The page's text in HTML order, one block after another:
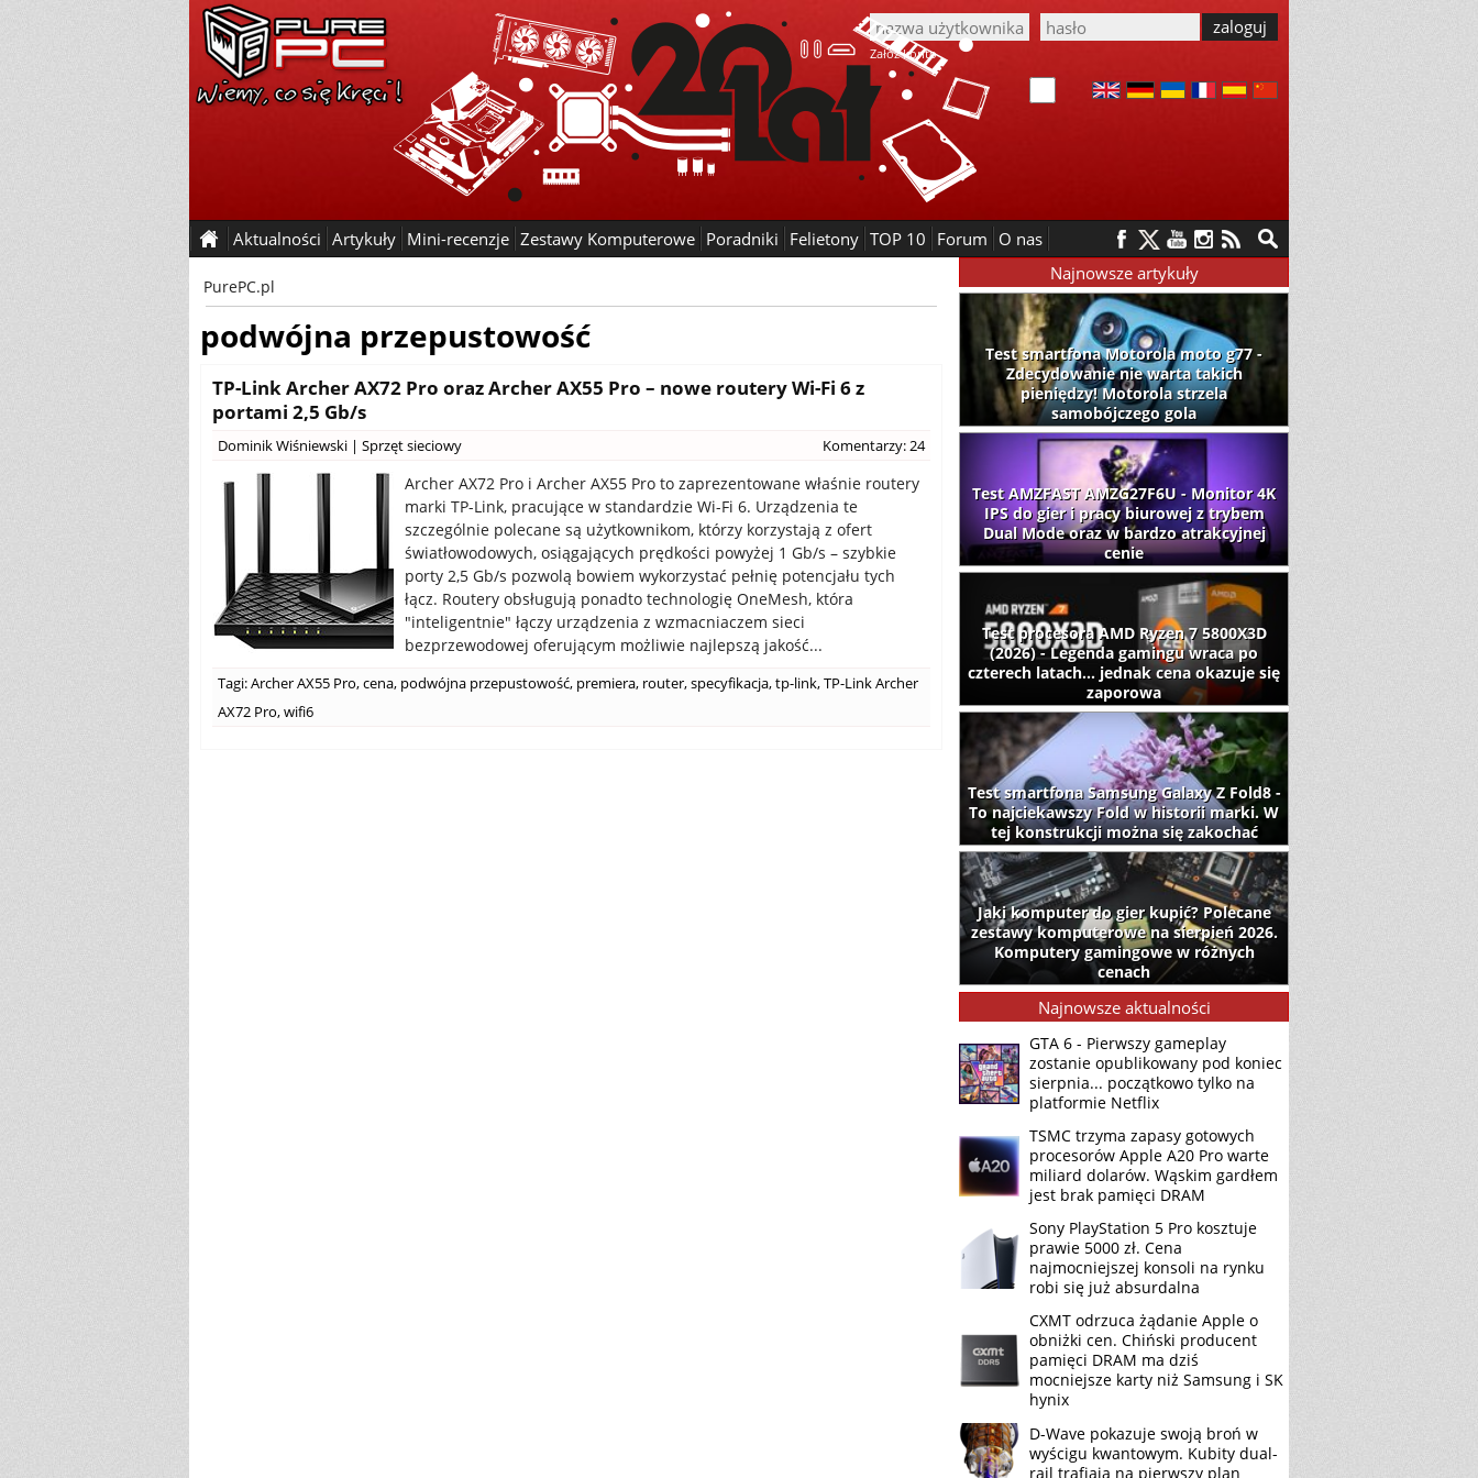
Załóż konto
Aktualności Artykuły Mini-recenzje Zestawy Komputerowe Poradniki Felietony TOP 10 Forum O nas
PurePC.pl
podwójna przepustowość
TP-Link Archer AX72 Pro oraz Archer AX55 Pro – nowe routery Wi-Fi 6 z
portami 2,5 Gb/s
Dominik Wiśniewski | Sprzęt sieciowy Komentarzy: 24
Archer AX72 Pro i Archer AX55 Pro to zaprezentowane właśnie routery
marki TP-Link, pracujące w standardzie Wi-Fi 6. Urządzenia te
szczególnie polecane są użytkownikom, którzy korzystają z ofert
światłowodowych, osiągających prędkości powyżej 1 Gb/s – szybkie
porty 2,5 Gb/s pozwolą bowiem wykorzystać pełnię potencjału tych
łącz. Routery obsługują ponadto technologię OneMesh, która
"inteligentnie" łączy urządzenia z wzmacniaczem sieci
bezprzewodowej oferującym możliwie najlepszą jakość...
Tagi:Archer AX55 Pro,cena, podwójna przepustowość, premiera, router,specyfikacja,tp-link,TP-Link Archer
AX72 Pro,wifi6
Najnowsze artykuły
Test smartfona Motorola moto g77 -
Zdecydowanie nie warta takich
pieniędzy! Motorola strzela
samobójczego gola
Test AMZFAST AMZG27F6U - Monitor 4K
IPS do gier i pracy biurowej z trybem
Dual Mode oraz w bardzo atrakcyjnej
cenie
Test procesora AMD Ryzen 7 5800X3D
(2026) - Legenda gamingu wraca po
czterech latach... jednak cena okazuje się
zaporowa
Test smartfona Samsung Galaxy Z Fold8 -
To najciekawszy Fold w historii marki. W
tej konstrukcji można się zakochać
Jaki komputer do gier kupić? Polecane
zestawy komputerowe na sierpień 2026.
Komputery gamingowe w różnych
cenach
Najnowsze aktualności
GTA 6 - Pierwszy gameplay
zostanie opublikowany pod koniec
sierpnia... początkowo tylko na
platformie Netflix
TSMC trzyma zapasy gotowych
procesorów Apple A20 Pro warte
miliard dolarów. Wąskim gardłem
jest brak pamięci DRAM
Sony PlayStation 5 Pro kosztuje
prawie 5000 zł. Cena
najmocniejszej konsoli na rynku
robi się już absurdalna
CXMT odrzuca żądanie Apple o
obniżki cen. Chiński producent
pamięci DRAM ma dziś
mocniejsze karty niż Samsung i SK
hynix
D-Wave pokazuje swoją broń w
wyścigu kwantowym. Kubity dual-
rail trafiają na pierwszy plan